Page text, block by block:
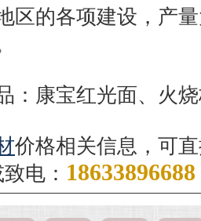
区的各项建设，产
：康宝红光面、火
价格相关信息，可
致电： 18633896688